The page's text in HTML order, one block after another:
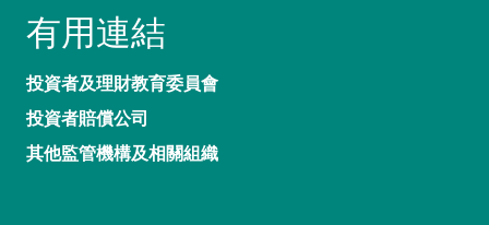
有用連結
投資者及理財教育委員會
投資者賠償公司
其他監管機構及相關組織